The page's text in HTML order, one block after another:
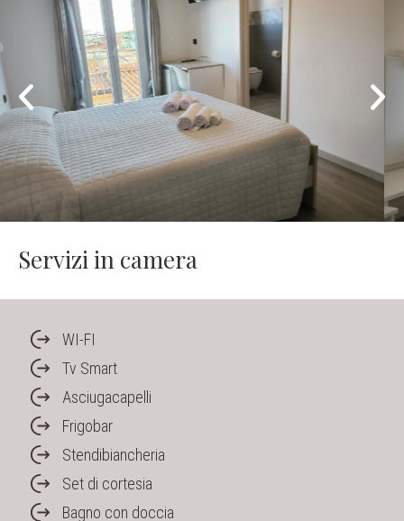
Servizi in camera
WI-FI
Tv Smart
Asciugacapelli
Frigobar
Stendibiancheria
Set di cortesia
Bagno con doccia